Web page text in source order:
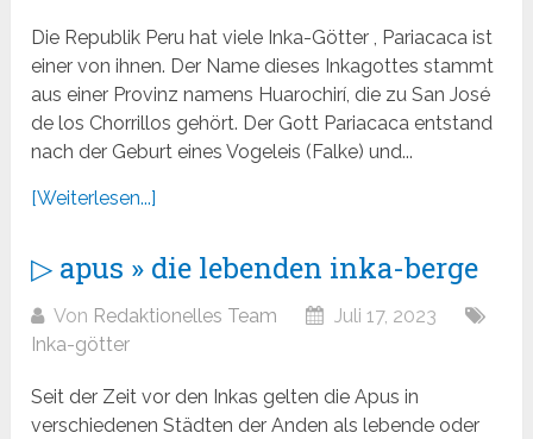
Die Republik Peru hat viele Inka-Götter , Pariacaca ist
einer von ihnen. Der Name dieses Inkagottes stammt
aus einer Provinz namens Huarochirí, die zu San José
de los Chorrillos gehört. Der Gott Pariacaca entstand
nach der Geburt eines Vogeleis (Falke) und...
[Weiterlesen...]
▷ apus » die lebenden inka-berge
Von Redaktionelles Team
Juli 17, 2023
Inka-götter
Seit der Zeit vor den Inkas gelten die Apus in
verschiedenen Städten der Anden als lebende oder